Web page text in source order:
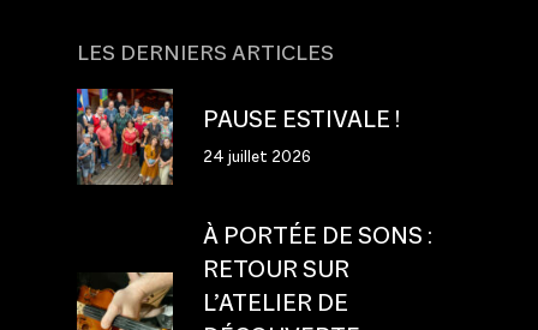
LES DERNIERS ARTICLES
PAUSE ESTIVALE !
24 juillet 2026
À PORTÉE DE SONS :
RETOUR SUR
L’ATELIER DE